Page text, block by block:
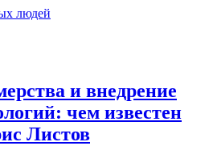
людей
и внедрение
чем известен
Листов